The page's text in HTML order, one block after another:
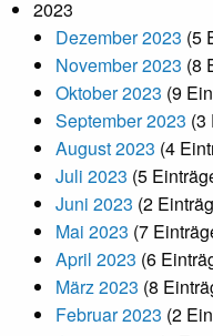
2023
Dezember 2023 (5
November 2023 (8
Oktober 2023 (9
September 2023 (3
August 2023 (4
Juli 2023 (5
Juni 2023 (2
Mai 2023 (7
April 2023 (6
März 2023 (8
Februar 2023 (2